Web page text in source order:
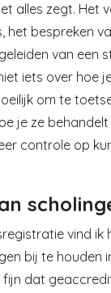
alles zegt. Het
het bespreken
van een
iets over hoe
om te
je ze
controle op
vind ik
bij te houden
dat